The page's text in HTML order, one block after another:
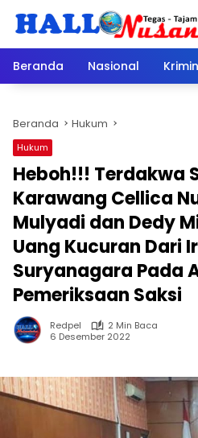
Beranda
Nasional
Beranda Hukum
Hukum
Heboh!!! Terdakwa
Karawang Cellica
Mulyadi dan Dedy
Uang Kucuran Dari
Suryanagara Pada
Pemeriksaan Saksi
Redpel
2 Min Baca
6 Desember 2022